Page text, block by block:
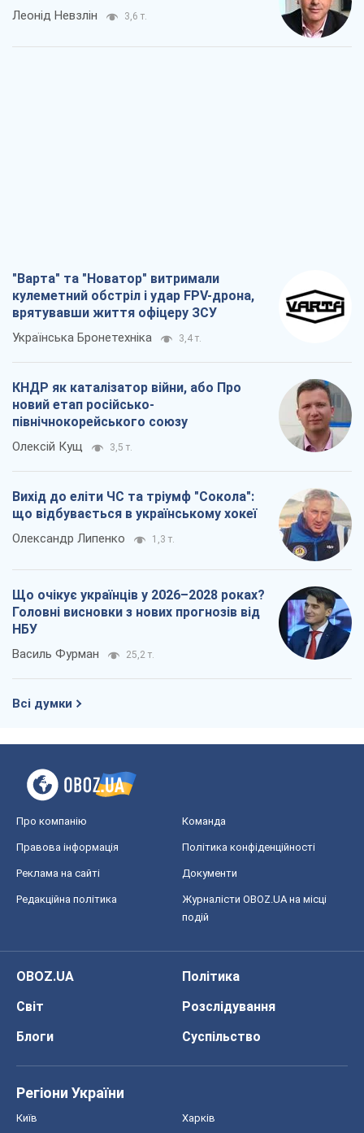
Леонід Невзлін 3,6 т.
"Варта" та "Новатор" витримали
кулеметний обстріл і удар FPV-дрона,
врятувавши життя офіцеру ЗСУ
Українська Бронетехніка 3,4 т.
КНДР як каталізатор війни, або Про
новий етап російсько-
північнокорейського союзу
Олексій Кущ 3,5 т.
Вихід до еліти ЧС та тріумф "Сокола":
що відбувається в українському хокеї
Олександр Липенко 1,3 т.
Що очікує українців у 2026–2028 роках?
Головні висновки з нових прогнозів від
НБУ
Василь Фурман 25,2 т.
Всі думки
Про компанію Команда
Правова інформація Політика конфіденційності
Реклама на сайті Документи
Редакційна політика
Журналісти OBOZ.UA на місці
подій
OBOZ.UA
Політика
Світ
Розслідування
Блоги
Суспільство
Регіони України
Київ Харків